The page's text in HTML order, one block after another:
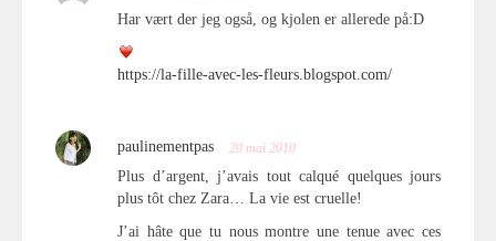
Har vært der jeg også, og kjolen er allerede på:D
https://la-fille-avec-les-fleurs.blogspot.com/
paulinementpas 20 mai 2010
Plus d’argent, j’avais tout calqué quelques jours
plus tôt chez Zara… La vie est cruelle!
J’ai hâte que tu nous montre une tenue avec ces